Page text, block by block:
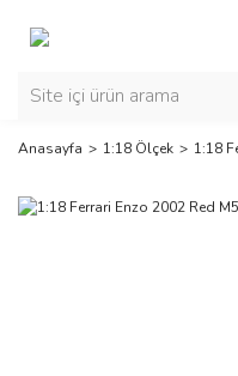
Anasayfa 1:18 Ölçek 1:18